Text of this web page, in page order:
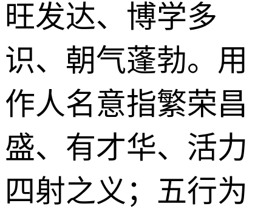
旺发达、博学多
识、朝气蓬勃。用
作人名意指繁荣昌
盛、有才华、活力
四射之义；五行为